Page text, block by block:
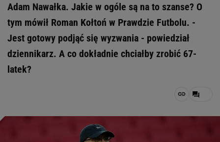
Adam Nawałka. Jakie w ogóle są na to szanse? O
tym mówił Roman Kołtoń w Prawdzie Futbolu. -
Jest gotowy podjąć się wyzwania - powiedział
dziennikarz. A co dokładnie chciałby zrobić 67-
latek?